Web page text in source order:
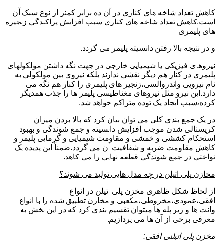
کاهش تعداد شاخه های کناری در آن ده برابر کمتر از نوع سبک آن
است.کاهش تعداد شاخه های کناری سبب افزایش پراکندگی زنجیره
های پلیمری
و در نتیجه بالا رفتن دانسیته پلیمر می گردد.
نیروهای فیزیکی یا شیمیایی خارجی در جهت نگه داشتن مولکولهای
پلیمری در کنار هم دیگر نقشی ندارند بلکه نیروی بین مولکولی به
نام نیرویی واندروالسی،زنجیر های پلیمری را کنار هم نگه می
دارد.این نیرو مثل نیروهای مغناطیسی پلیمر ها را جذب همدیگر
کرده،سبب ایجاد یک توده متراکم خواهد شد.
در یک جمع بندی کلی می توان بیان کرد که بالا بردن میزان
کریستالی شدن موجب افزایش دانسیته و جمع شوندگی و بهبود
استحکام کششی و خمشی و مقاومت شیمیایی و گرمایی پلیمر و
کاهش مقاومت ضربه و شفافیت آن می گردد.ضمناً این پدیده یک
نواختی در جمع شوندگی قطعه نهایی را می کاهد.
مخازن پلی اتیلن در چه مدل هایی تولید می شوند؟
از لحاظ شکل ظاهری مخزن پلی اتیلن در انواع
افقی،عمودی،مخروطی،مکعبی و مخازن تطبیق شده را با انواع
وانت ها و زیر پله ها میتوان تقسیم بندی کرد که در این بخش به
معرفی برخی از آن ها می پردازیم.
مخزن پلی اتیلنی افقی: